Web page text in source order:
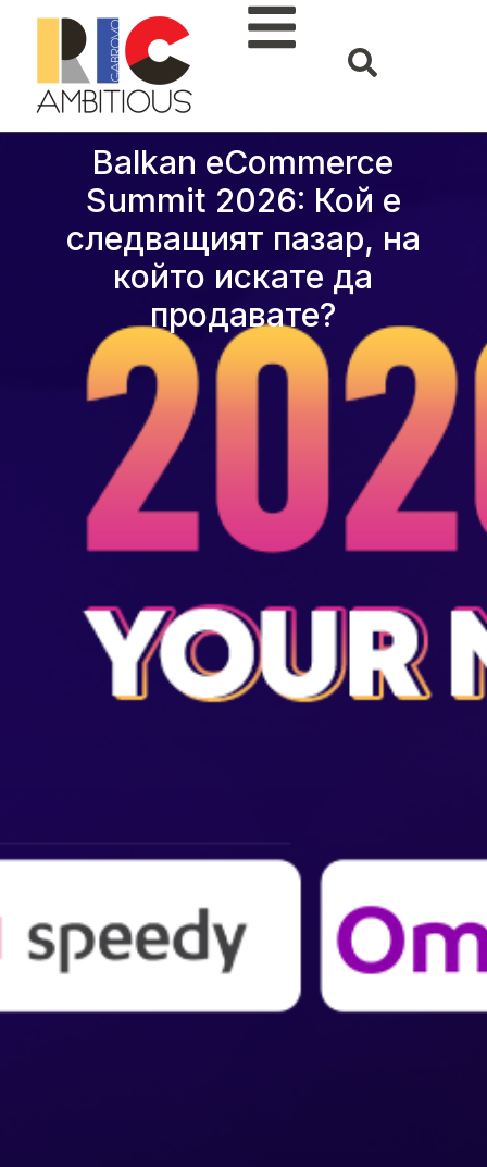
Balkan eCommerce
Summit 2026: Кой е
следващият пазар, на
който искате да
продавате?